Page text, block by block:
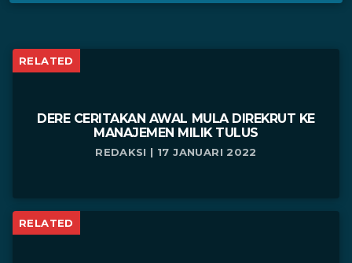
RELATED
DERE CERITAKAN AWAL MULA DIREKRUT KE
MANAJEMEN MILIK TULUS
REDAKSI | 17 JANUARI 2022
RELATED